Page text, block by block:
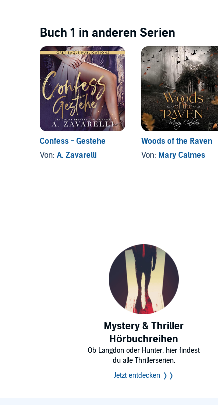
Buch 1 in anderen Serien
Confess - Gestehe
Von: A. Zavarelli
Woods of the Raven
Von: Mary Calmes
Mystery & Thriller
Hörbuchreihen
Ob Langdon oder Hunter, hier findest
du alle Thrillerserien.
Jetzt entdecken ❭❭